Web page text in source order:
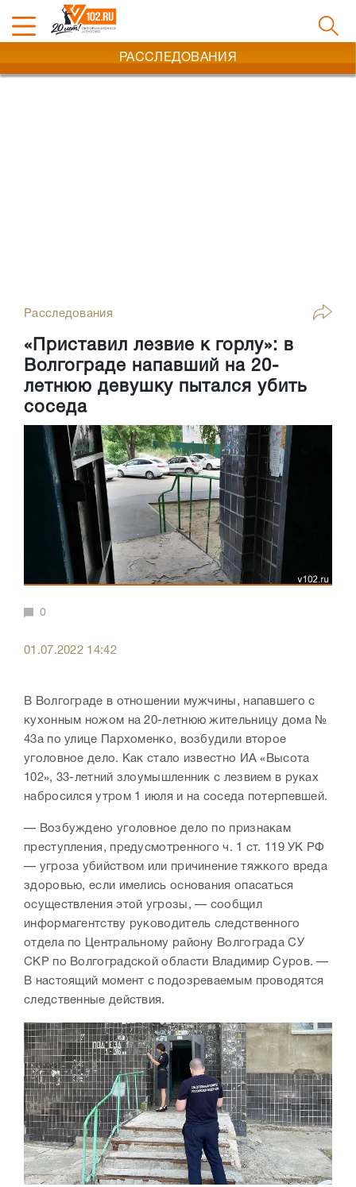
РАССЛЕДОВАНИЯ
Расследования
«Приставил лезвие к горлу»: в
Волгограде напавший на 20-
летнюю девушку пытался убить
соседа
0
01.07.2022 14:42
В Волгограде в отношении мужчины, напавшего с
кухонным ножом на 20-летнюю жительницу дома №
43а по улице Пархоменко, возбудили второе
уголовное дело. Как стало известно ИА «Высота
102», 33-летний злоумышленник с лезвием в руках
набросился утром 1 июля и на соседа потерпевшей.
— Возбуждено уголовное дело по признакам
преступления, предусмотренного ч. 1 ст. 119 УК РФ
— угроза убийством или причинение тяжкого вреда
здоровью, если имелись основания опасаться
осуществления этой угрозы, — сообщил
информагентству руководитель следственного
отдела по Центральному району Волгограда СУ
СКР по Волгоградской области Владимир Суров. —
В настоящий момент с подозреваемым проводятся
следственные действия.